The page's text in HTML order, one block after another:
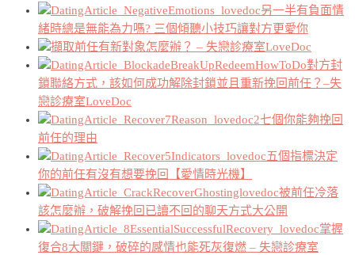
另一半有負面情
緒時總是無能為力嗎? 三個傾聽小技巧讓對方更愛你
前任有新對象怎麼辦？ – 失戀診療室LoveDoc
對方封
鎖聯絡方式，該如何成功解除封鎖並且重新挽回前任？–失
戀診療室LoveDoc
七個你能夠挽回
前任的理由
五個指標決定
你的前任有沒有想要挽回【愛情時光機】
被前任冷落
該怎麼辦，破解挽回已讀不回的聊天方式大公開
掌握
復合8大關鍵，破碎的感情也能死灰復燃 – 失戀診療室